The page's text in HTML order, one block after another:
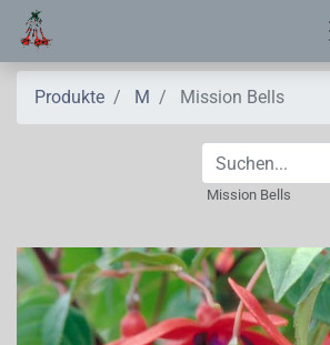
Produkte M Mission Bells
Mission Bells